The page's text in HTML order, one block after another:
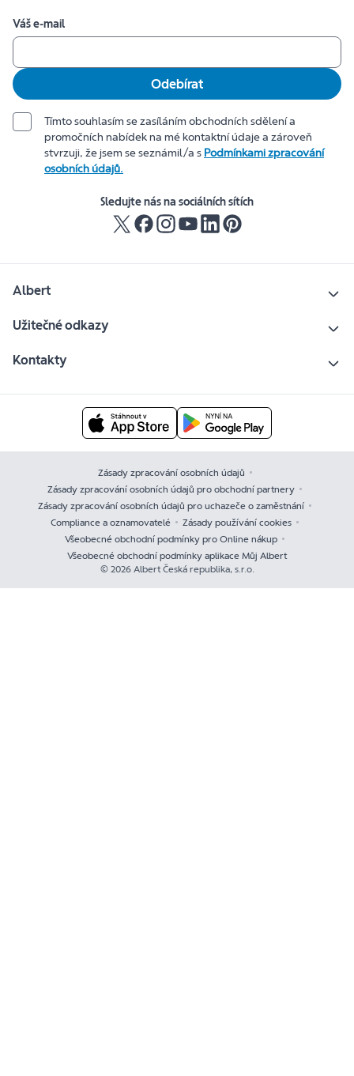
Váš e-mail
Odebírat
Tímto souhlasím se zasíláním obchodních sdělení a
promočních nabídek na mé kontaktní údaje a zároveň
stvrzuji, že jsem se seznámil/a s Podmínkami zpracování
osobních údajů.
Sledujte nás na sociálních sítích
Albert
Užitečné odkazy
Kontakty
Zásady zpracování osobních údajů
Zásady zpracování osobních údajů pro obchodní partnery
Zásady zpracování osobních údajů pro uchazeče o zaměstnání
Compliance a oznamovatelé
Zásady používání cookies
Všeobecné obchodní podmínky pro Online nákup
Všeobecné obchodní podmínky aplikace Můj Albert
© 2026 Albert Česká republika, s.r.o.